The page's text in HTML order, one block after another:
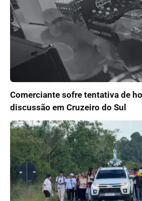
Comerciante sofre tentativa de
discussão em Cruzeiro do Sul